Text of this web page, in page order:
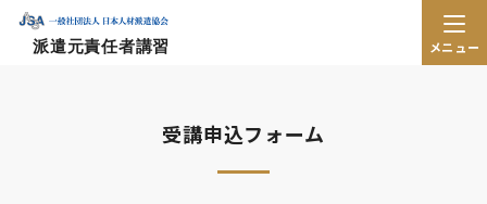
メニュー
派遣元責任者講習
受講申込フォーム